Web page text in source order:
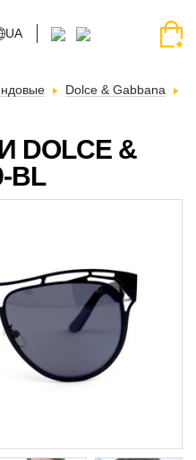
UA
Dolce & Gabbana
&
BL